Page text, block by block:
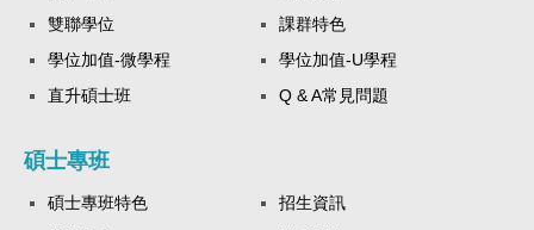
雙聯學位
課群特色
學位加值-微學程
學位加值-U學程
直升碩士班
Q & A常見問題
碩士專班
碩士專班特色
招生資訊